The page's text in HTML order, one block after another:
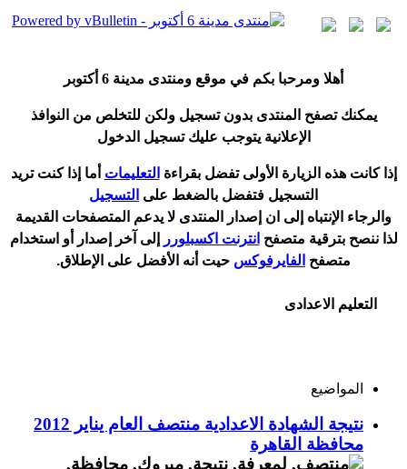
هلا ومرحبا بكم في موقع ومنتدى مدينة 6 أكتوبر
يمكنك تصفح المنتدى بدون تسجيل ولكن للتخلص من النوافذ
الإعلانية يتوجب عليك تسجيل الدخول
إذا كانت هذه الزيارة الأولى تفضل بقراءة التعليمات ما إذا كنت تريد
التسجيل فتفضل بالضغط على التسجيل
والرجاء الإنتباه إلى ان إصدار المنتدى لا يدعم المتصفحات القديمة
لذا ننصح بترقية متصفح انترنت اكسبلورر إلى آخر إصدار أو استخدام
متصفح الفايرفوكس حيت نه الأفضل على الإطلاق.
التعليم الاعدادى
المواضيع
نتيجة الشهادة الاعدادية منتصف العام يناير 2012
محافظة القاهرة